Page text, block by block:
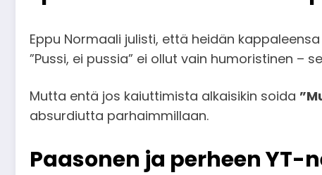
Eppu Normaali julisti, että heidän
”Pussi, ei pussia” ei ollut vain humoristinen –
Mutta entä jos kaiuttimista alkaisikin soida
absurdiutta parhaimmillaan.
Paasonen ja perheen YT-